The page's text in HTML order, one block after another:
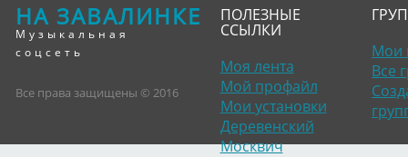
НА ЗАВАЛИНКЕ
Музыкальная
соцсеть
Все права защищены © 2016
ПОЛЕЗНЫЕ
ССЫЛКИ
Моя лента
Мой профайл
Мои установки
Деревенский
Москвич
Мои
Все